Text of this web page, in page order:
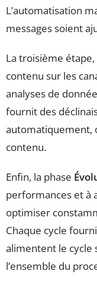
L’automatisation
messages soient
La troisième étape,
contenu sur les
analyses de
fournit des
automatiquement,
contenu.
Enfin, la phase
performances et à
optimiser
Chaque cycle
alimentent le cycle
l’ensemble du